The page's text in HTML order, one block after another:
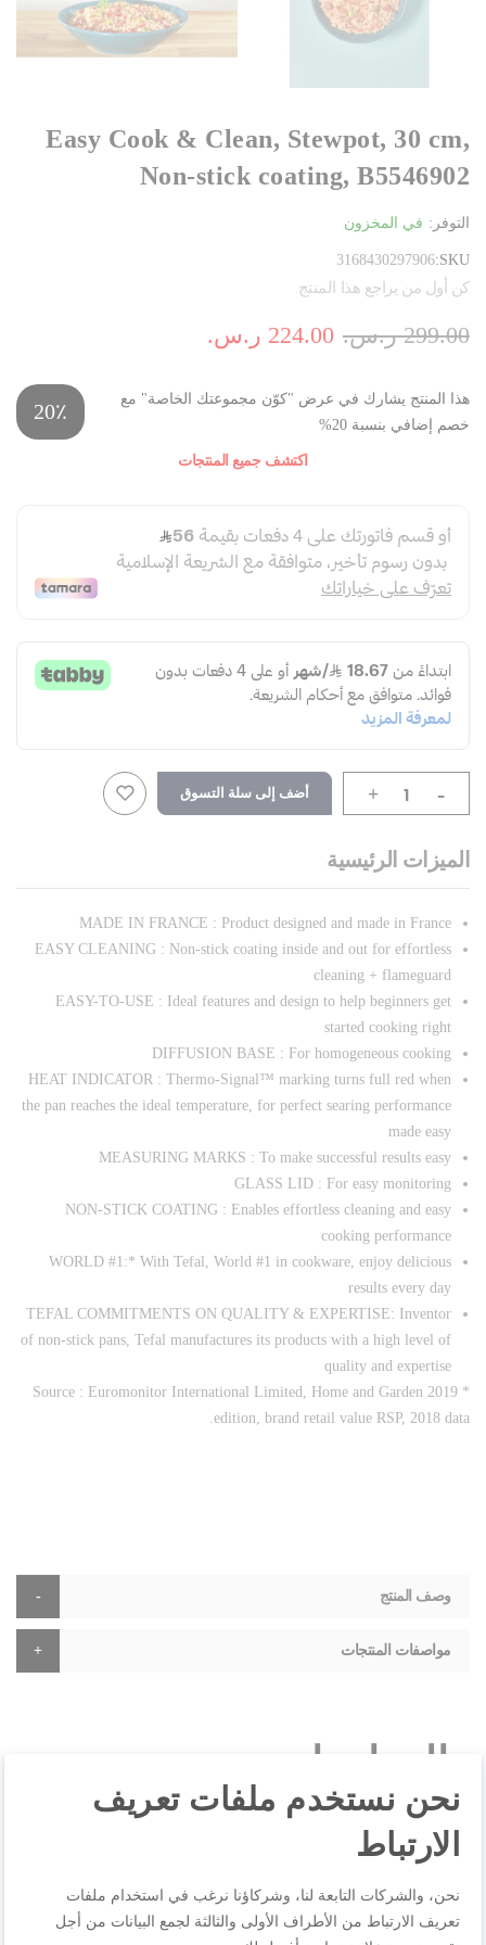
Easy Cook & Clean, Stewpot, 30 cm,
Non-stick coating, B5546902
التوفر: في المخزون
SKU
3168430297906
كن أول من يراجع هذا المنتج
224.00 ر.س.‏ 299.00 ر.س.‏
هذا المنتج يشارك في عرض "كوّن مجموعتك الخاصة" مع
خصم إضافي بنسبة 20%
20٪
اكتشف جميع المنتجات
-
+ أضف إلى سلة التسوق
الميزات الرئيسية
MADE IN FRANCE : Product designed and made in France
EASY CLEANING : Non-stick coating inside and out for effortless
cleaning + flameguard
EASY-TO-USE : Ideal features and design to help beginners get
started cooking right
DIFFUSION BASE : For homogeneous cooking
HEAT INDICATOR : Thermo-Signal™ marking turns full red when
the pan reaches the ideal temperature, for perfect searing performance
made easy
MEASURING MARKS : To make successful results easy
GLASS LID : For easy monitoring
NON-STICK COATING : Enables effortless cleaning and easy
cooking performance
WORLD #1:* With Tefal, World #1 in cookware, enjoy delicious
results every day
TEFAL COMMITMENTS ON QUALITY & EXPERTISE: Inventor
of non-stick pans, Tefal manufactures its products with a high level of
quality and expertise
* Source : Euromonitor International Limited, Home and Garden 2019
edition, brand retail value RSP, 2018 data.
المراجعات
اكتب مراجعتك الخاصة
أنت تراجع:
Easy Cook & Clean, Stewpot, 30 cm, Non-stick coating,
وصف المنتج
مواصفات المنتجات
نحن نستخدم ملفات تعريف
الارتباط
نحن، والشركات التابعة لنا، وشركاؤنا نرغب في استخدام ملفات
تعريف الارتباط من الأطراف الأولى والثالثة لجمع البيانات من أجل